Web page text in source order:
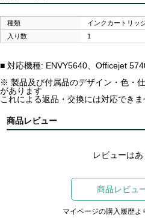
種類
インクカートリッ
入り数
1
■ 対応機種: ENVY5640、Officejet
※ 製品及び付属品のデザイン・色・
があります
これによる返品・交換には対応でき
商品レビュー
レビューは
商品レビュ
マイページの購入履歴よ